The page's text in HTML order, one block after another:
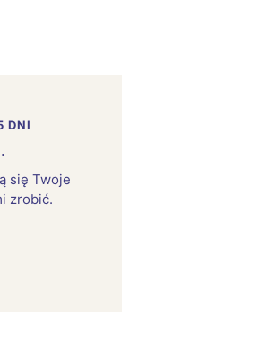
DNI
się Twoje
zrobić.